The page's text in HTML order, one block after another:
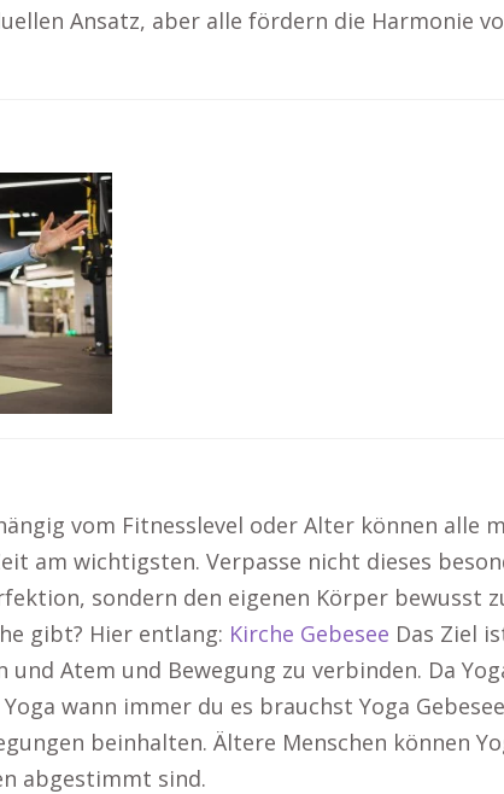
Ansatz, aber alle fördern die Harmonie
vom Fitnesslevel oder Alter können alle
am wichtigsten. Verpasse nicht dieses
sondern den eigenen Körper bewusst
gibt? Hier entlang: Kirche Gebesee Das Ziel
Atem und Bewegung zu verbinden. Da
wann immer du es brauchst Yoga
beinhalten. Ältere Menschen können
abgestimmt sind.